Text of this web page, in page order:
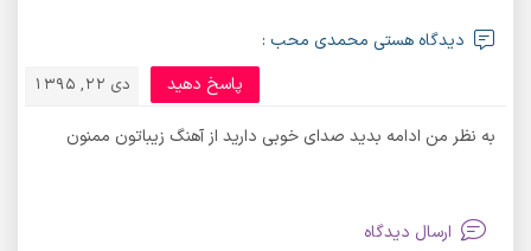
دیدگاه هستی محمدی محب :
دی 22, 1395 پاسخ دهید
به نظر من ادامه بدید صدای خوبی دارید از آهنگ زیباتون ممنون
ارسال دیدگاه